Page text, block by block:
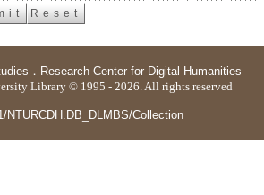
． Research Center for Digital Humanities
Library © 1995 - 2026. All rights reserved
NTURCDH.DB_DLMBS/Collection